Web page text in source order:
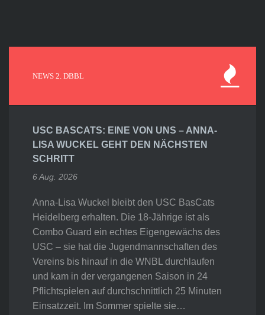
NEWS 2. DBBL
USC BASCATS: EINE VON UNS – ANNA-
LISA WUCKEL GEHT DEN NÄCHSTEN
SCHRITT
6 Aug. 2026
Anna-Lisa Wuckel bleibt den USC BasCats
Heidelberg erhalten. Die 18-Jährige ist als
Combo Guard ein echtes Eigengewächs des
USC – sie hat die Jugendmannschaften des
Vereins bis hinauf in die WNBL durchlaufen
und kam in der vergangenen Saison in 24
Pflichtspielen auf durchschnittlich 25 Minuten
Einsatzzeit. Im Sommer spielte sie…